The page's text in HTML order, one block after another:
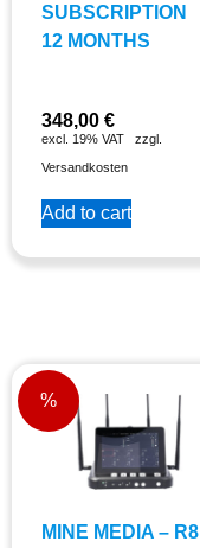
SUBSCRIPTION
12 MONTHS
348,00 €
excl. 19% VAT
zzgl.
Versandkosten
Add to cart
%
MINE MEDIA – R8